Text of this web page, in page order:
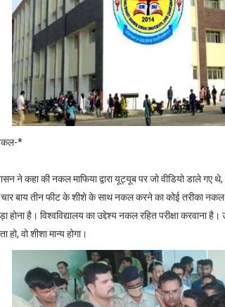
*
ने कहा की नकल माफिया द्वारा यूट्यूब पर जो वीडियो डाले
बाय तीन फीट के शीशे के साथ नकल करने का कोई तरीका नकल
है। विश्वविद्यालय का उद्देश्य नकल रहित परीक्षा करवाना है।
वो शीशा मान्य होगा।